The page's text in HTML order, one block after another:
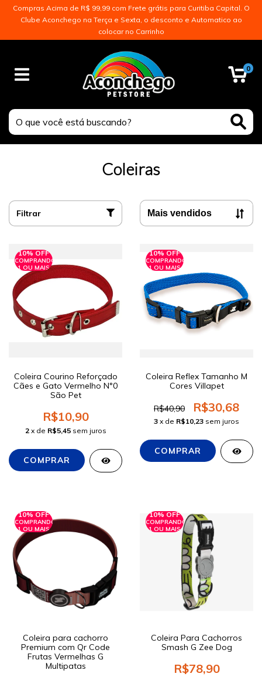
Compras Acima de R$ 99,99 com Frete grátis para Curitiba Capital. O
Clube Aconchego na Terça e Sexta, o desconto e Automatico ao
colocar no Carrinho
0
Coleiras
Filtrar
10% OFF
COMPRANDO
1 OU MAIS
Coleira Courino Reforçado
Cães e Gato Vermelho N°0
São Pet
R$10,90
2 x de R$5,45 sem juros
10% OFF
COMPRANDO
1 OU MAIS
Coleira Reflex Tamanho M
Cores Villapet
R$40,90 R$30,68
3 x de R$10,23 sem juros
10% OFF
COMPRANDO
1 OU MAIS
Coleira para cachorro
Premium com Qr Code
Frutas Vermelhas G
Multipatas
10% OFF
COMPRANDO
1 OU MAIS
Coleira Para Cachorros
Smash G Zee Dog
R$78,90